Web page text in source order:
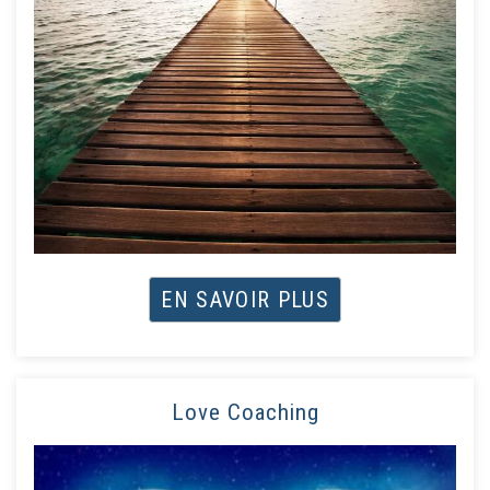
EN SAVOIR PLUS
Love Coaching